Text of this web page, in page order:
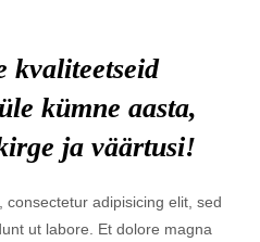
kvaliteetseid
kümne aasta,
ja väärtusi!
adipisicing elit, sed
ut labore. Et dolore magna